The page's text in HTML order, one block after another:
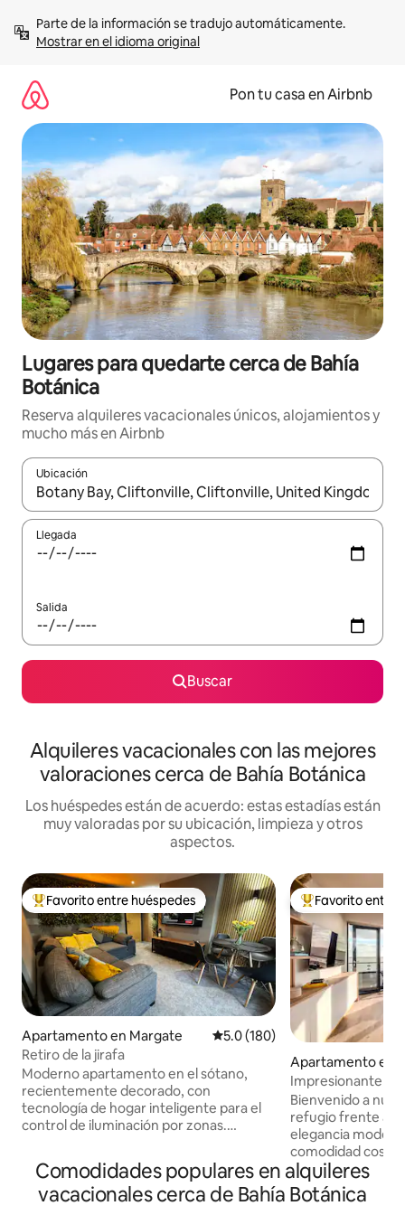
contenidoMostrar en el idioma original
Pon tu casa en Airbnb
Lugares para quedarte cerca de Bahía
Botánica
Reserva alquileres vacacionales únicos, alojamientos y
mucho más en Airbnb
Ubicación
Cuando los resultados estén disponibles, navega con las
Llegada
Salida
Buscar
Alquileres vacacionales con las mejores
valoraciones cerca de Bahía Botánica
Los huéspedes están de acuerdo: estas estadías están
muy valoradas por su ubicación, limpieza y otros
aspectos.
Favorito entre huéspedes preferido
Favorito entre huéspedes
Apartamento en Margate Calificación promedio: 5.0 de
5.0 (180)
Retiro de la jirafa
Moderno apartamento en el sótano,
recientemente decorado, con
tecnología de hogar inteligente para el
control de iluminación por zonas.
planta abierta con sofá esquinero y
televisores de pantalla plana con Netflix.
La cocina incluye electrodomésticos
Favorito entre
Favorito entre
Apartamento en
Impresionante
playa con
Bienvenido a
refugio frente a la
elegancia
comodidad
de las arenas
elegante
y 2 baños ofrece
Comodidades populares en alquileres
vacacionales cerca de Bahía Botánica